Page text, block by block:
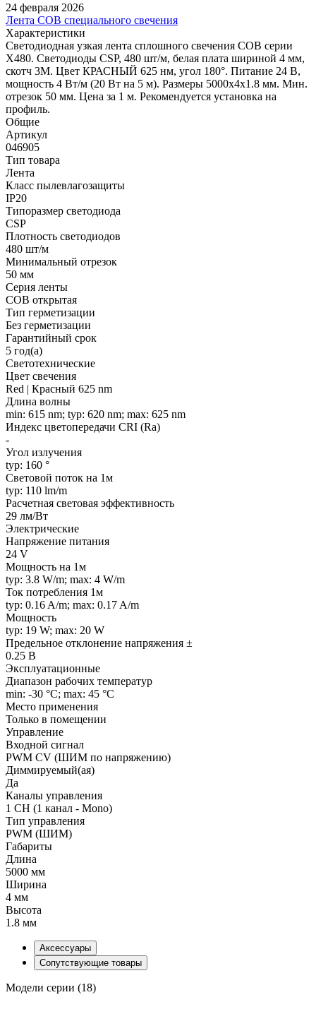
24 февраля 2026
Лента COB специального свечения
Характеристики
Светодиодная узкая лента сплошного свечения COB серии
X480. Светодиоды CSP, 480 шт/м, белая плата шириной 4 мм,
скотч 3M. Цвет КРАСНЫЙ 625 нм, угол 180°. Питание 24 В,
мощность 4 Вт/м (20 Вт на 5 м). Размеры 5000х4х1.8 мм. Мин.
отрезок 50 мм. Цена за 1 м. Рекомендуется установка на
профиль.
Общие
Артикул
046905
Тип товара
Лента
Класс пылевлагозащиты
IP20
Типоразмер светодиода
CSP
Плотность светодиодов
480 шт/м
Минимальный отрезок
50 мм
Серия ленты
COB открытая
Тип герметизации
Без герметизации
Гарантийный срок
5 год(а)
Светотехнические
Цвет свечения
Red | Красный 625 nm
Длина волны
min: 615 nm; typ: 620 nm; max: 625 nm
Индекс цветопередачи CRI (Ra)
-
Угол излучения
typ: 160 °
Световой поток на 1м
typ: 110 lm/m
Расчетная световая эффективность
29 лм/Вт
Электрические
Напряжение питания
24 V
Мощность на 1м
typ: 3.8 W/m; max: 4 W/m
Ток потребления 1м
typ: 0.16 A/m; max: 0.17 A/m
Мощность
typ: 19 W; max: 20 W
Предельное отклонение напряжения ±
0.25 В
Эксплуатационные
Диапазон рабочих температур
min: -30 °C; max: 45 °C
Место применения
Только в помещении
Управление
Входной сигнал
PWM СV (ШИМ по напряжению)
Диммируемый(ая)
Да
Каналы управления
1 CH (1 канал - Mono)
Тип управления
PWM (ШИМ)
Габариты
Длина
5000 мм
Ширина
4 мм
Высота
1.8 мм
Аксессуары
Сопутствующие товары
Модели серии (18)